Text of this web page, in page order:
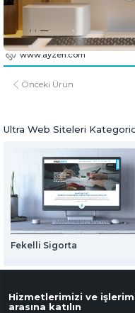
Web Mail Arayüzü
Ayzeh Otomotiv
www.ayzeh.com
Önceki Ürün
Ultra Web Siteleri
Fekelli Sigorta
Hizmetlerimizi ve
arasına katılın